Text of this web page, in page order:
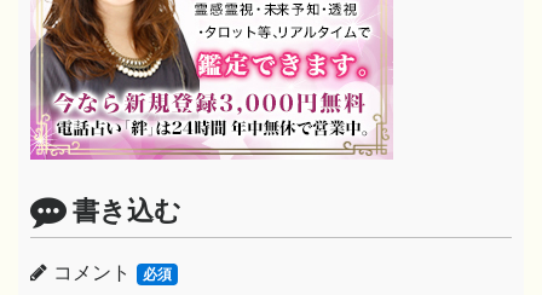
書き込む
コメント 必須